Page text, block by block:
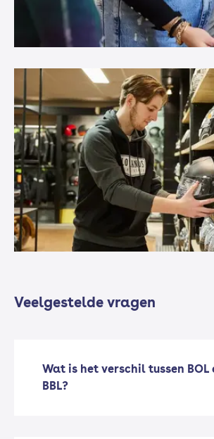
Veelgestelde vragen
Wat is het verschil tussen BOL
BBL?